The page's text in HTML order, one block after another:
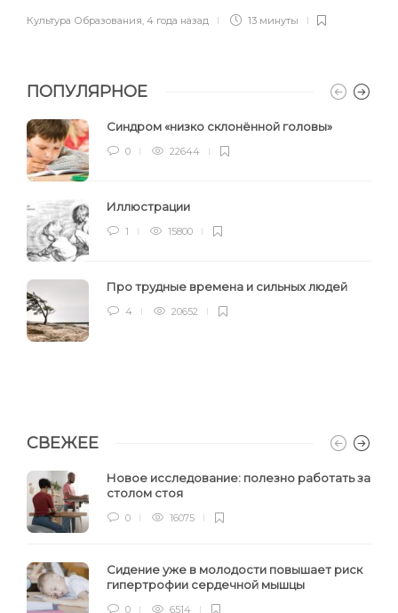
Культура Образования, 4 года назад 13 минуты
ПОПУЛЯРНОЕ
Синдром «низко склонённой головы»
0 22644
Иллюстрации
1 15800
Про трудные времена и сильных людей
4 20652
СВЕЖЕЕ
Новое исследование: полезно работать за
столом стоя
0 16075
Сидение уже в молодости повышает риск
гипертрофии сердечной мышцы
0 6514